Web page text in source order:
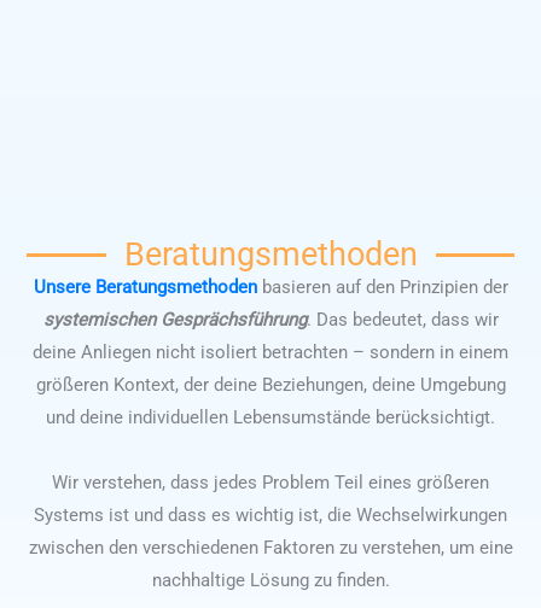
Beratungsmethoden
Unsere Beratungsmethodenbasieren auf den Prinzipien der
systemischen Gesprächsführung. Das bedeutet, dass wir
deine Anliegen nicht isoliert betrachten – sondern in einem
größeren Kontext, der deine Beziehungen, deine Umgebung
und deine individuellen Lebensumstände berücksichtigt.
Wir verstehen, dass jedes Problem Teil eines größeren
Systems ist und dass es wichtig ist, die Wechselwirkungen
zwischen den verschiedenen Faktoren zu verstehen, um eine
nachhaltige Lösung zu finden.